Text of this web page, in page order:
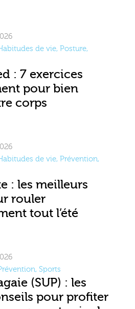
de vie, Posture,
: 7 exercices
pour bien
corps
de vie, Prévention,
: les meilleurs
rouler
tout l’été
, Sports
(SUP) : les
pour profiter